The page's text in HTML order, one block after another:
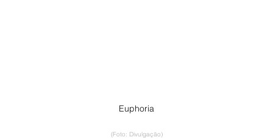
Euphoria
(Foto: Divulgação)